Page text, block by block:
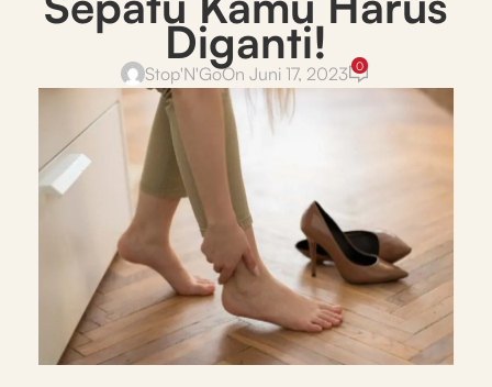
Diganti!
Stop'N'GoOn Juni 17, 2023 0